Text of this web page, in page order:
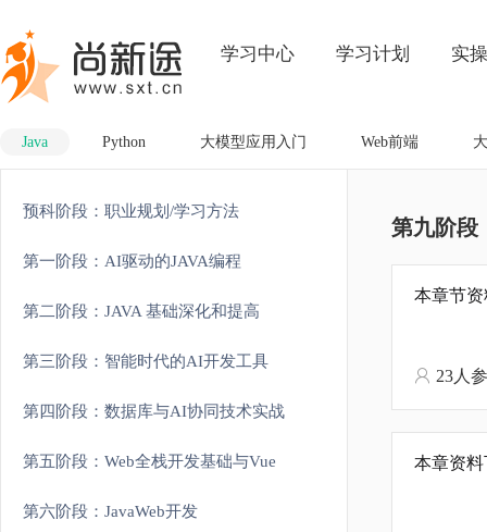
学习中心 学习计划 实操
Java Python 大模型应用入门 Web前端
预科阶段：职业规划/学习方法
第一阶段：AI驱动的JAVA编程
第二阶段：JAVA 基础深化和提高
第三阶段：智能时代的AI开发工具
第四阶段：数据库与AI协同技术实战
第五阶段：Web全栈开发基础与Vue
第六阶段：JavaWeb开发
第九阶段
本章节
23人
本章资